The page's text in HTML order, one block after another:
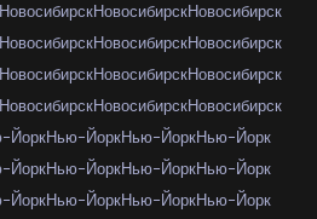
НовосибирскНовосибирскНовосибирск
НовосибирскНовосибирскНовосибирск
НовосибирскНовосибирскНовосибирск
НовосибирскНовосибирскНовосибирск
ЙоркНью-ЙоркНью-ЙоркНью-Йорк
ЙоркНью-ЙоркНью-ЙоркНью-Йорк
ЙоркНью-ЙоркНью-ЙоркНью-Йорк